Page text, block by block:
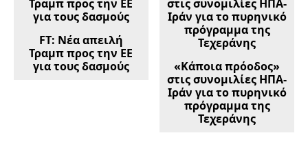
FT: Νέα απειλή
Τραμπ προς την ΕΕ
για τους δασμούς
«Κάποια πρόοδος»
στις συνομιλίες ΗΠΑ-
Ιράν για το πυρηνικό
πρόγραμμα της
Τεχεράνης